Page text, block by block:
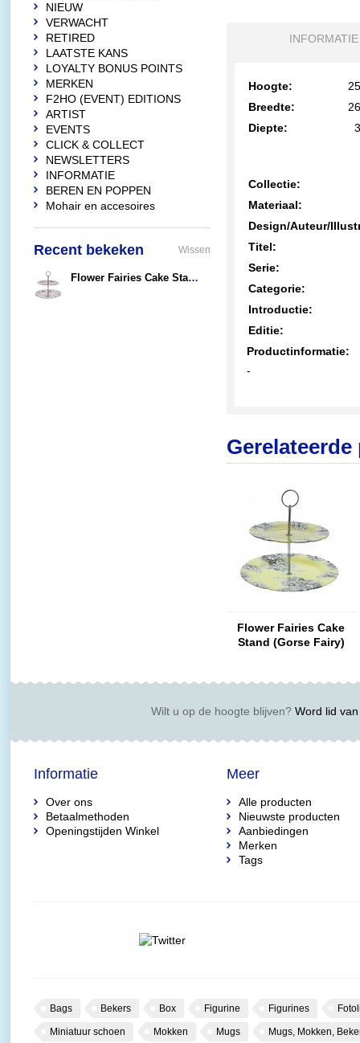
INFORMATIE
Hoogte:
Breedte:
Diepte:
Collectie:
Materiaal:
Design/Auteur/
Titel:
Serie:
Categorie:
Introductie:
Editie:
Productinformatie:
-
Flower Fairies Cake
Stand (Gorse Fairy)
NIEUW
VERWACHT
RETIRED
LAATSTE KANS
LOYALTY BONUS POINTS
MERKEN
F2HO (EVENT) EDITIONS
ARTIST
EVENTS
CLICK & COLLECT
NEWSLETTERS
INFORMATIE
BEREN EN POPPEN
Mohair en accesoires
Recent bekeken Wissen
Flower Fairies Cake Stand (Candytuft Fairy)
Wilt u op de hoogte blijven?Word lid van
Informatie
Over ons
Betaalmethoden
Openingstijden Winkel
Meer
Alle producten
Nieuwste producten
Aanbiedingen
Merken
Tags
Bags Bekers Box Figurine Figurines
Miniatuur schoen Mokken Mugs Mugs, Mokken,